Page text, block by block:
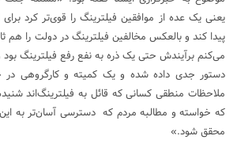
یعنی یک عده از موافقین فیلترینگ را قوی‌تر کرد برای
پیدا کند و بالعکس مخالفین فیلترینگ در دولت را هم
می‌کنم برآیندش حتی یک ذره به نفع رفع فیلترینگ
دستور جدی داده شده و یک کمیته و کارگروهی
ملاحظات منطقی کسانی که قائل به فیلترینگ‌اند
که خواسته و مطالبه مردم که دسترسی آسان‌تر به این
محقق شود.»